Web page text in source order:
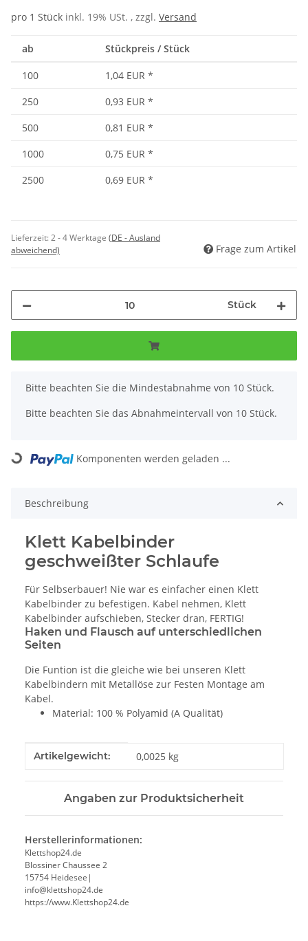
pro 1 Stück inkl. 19% USt. , zzgl. Versand
ab Stückpreis / Stück
100 1,04 EUR *
250
0,93 EUR *
500
0,81 EUR *
1000
0,75 EUR *
2500
0,69 EUR *
Lieferzeit:2 - 4 Werktage (DE - Ausland
abweichend)
Frage zum Artikel
Stück
x
Bitte beachten Sie die Mindestabnahme von 10 Stück.
Bitte beachten Sie das Abnahmeintervall von 10 Stück.
Loading... Komponenten werden geladen ...
Beschreibung
Klett Kabelbinder
geschweißter Schlaufe
Für Selbserbauer! Nie war es einfacher einen Klett
Kabelbinder zu befestigen. Kabel nehmen, Klett
Kabelbinder aufschieben, Stecker dran, FERTIG!
Haken und Flausch auf unterschiedlichen
Seiten
Die Funtion ist die gleiche wie bei unseren Klett
Kabelbindern mit Metallöse zur Festen Montage am
Kabel.
Material: 100 % Polyamid (A Qualität)
Produkteigenschaft
Wert
Artikelgewicht: 0,0025 kg
Angaben zur Produktsicherheit
Herstellerinformationen:
Klettshop24.de
Blossiner Chaussee 2
15754 Heidesee|
info@klettshop24.de
https://www.Klettshop24.de